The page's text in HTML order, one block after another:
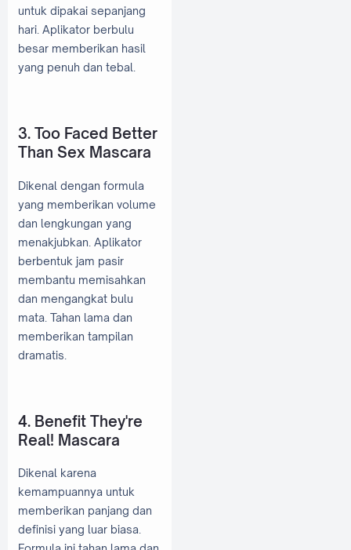
untuk dipakai sepanjang
hari. Aplikator berbulu
besar memberikan hasil
yang penuh dan tebal.
3. Too Faced Better
Than Sex Mascara
Dikenal dengan formula
yang memberikan volume
dan lengkungan yang
menakjubkan. Aplikator
berbentuk jam pasir
membantu memisahkan
dan mengangkat bulu
mata. Tahan lama dan
memberikan tampilan
dramatis.
4. Benefit They're
Real! Mascara
Dikenal karena
kemampuannya untuk
memberikan panjang dan
definisi yang luar biasa.